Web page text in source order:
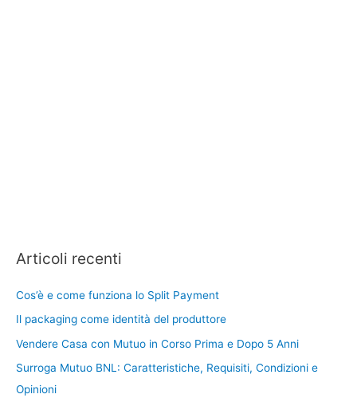
Articoli recenti
Cos’è e come funziona lo Split Payment
Il packaging come identità del produttore
Vendere Casa con Mutuo in Corso Prima e Dopo 5 Anni
Surroga Mutuo BNL: Caratteristiche, Requisiti, Condizioni e
Opinioni